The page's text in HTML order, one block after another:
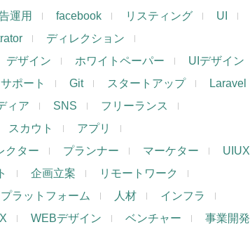
運用 facebook リスティング
UI
ディレクション
デザイン ホワイトペーパー
UIデザイン
サポート Git スタートアップ
Laravel
ィア SNS
フリーランス
スカウト
アプリ
クター プランナー マーケター
UIUX
企画立案
リモートワーク
プラットフォーム 人材
インフラ
WEBデザイン ベンチャー
事業開発